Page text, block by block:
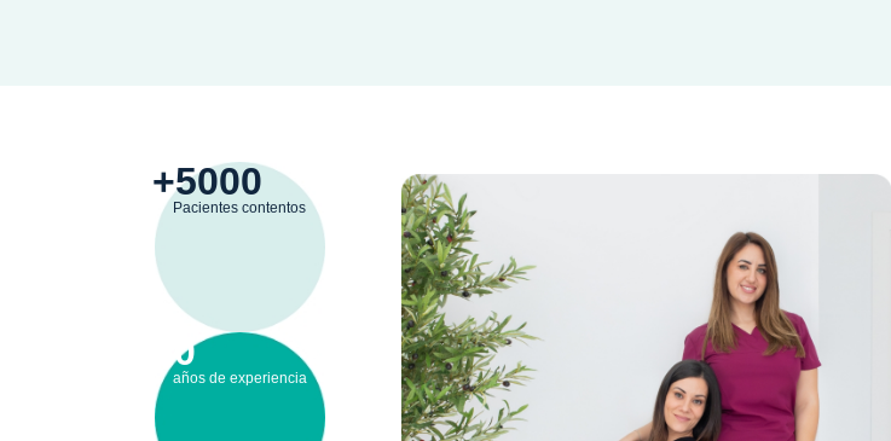
+5000
Pacientes contentos
10
años de experiencia